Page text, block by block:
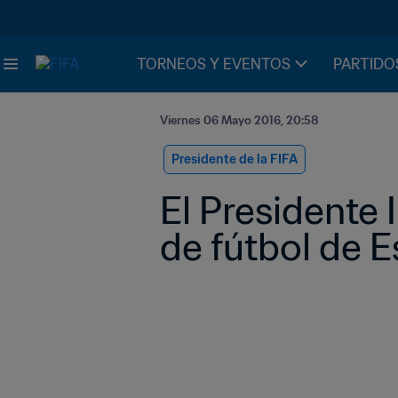
TORNEOS Y EVENTOS
Viernes 06 Mayo 2016, 20:58
Presidente de la FIFA
El
de fútbol de